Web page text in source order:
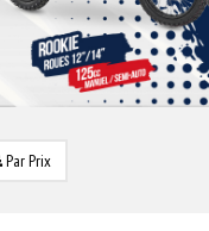
Par Prix